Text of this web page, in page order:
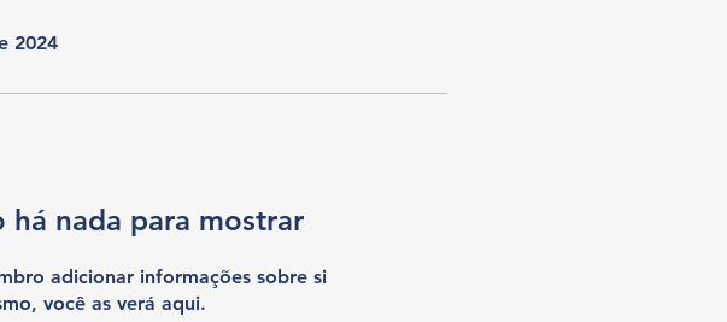
2024
há nada para mostrar
adicionar informações sobre si
você as verá aqui.